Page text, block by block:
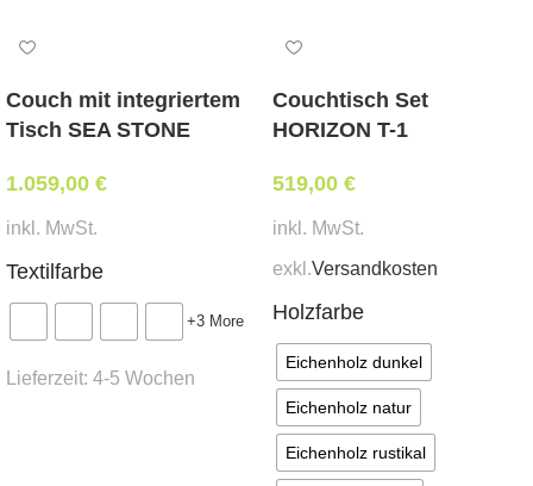
MER-2
tapeziert mit Ihrem beigestellten Eigenbezug*
Gesamthöhe 89 cm
Mindestbestellmenge:
Stoffbedarf:(für Weißpolsterung / beigestellten
Couch mit integriertem
Tisch SEA STONE
1.059,00 €
inkl. MwSt.
Textilfarbe
+3 More
Lieferzeit: 4-5 Wochen
Couchtisch Set
HORIZON T-1
519,00 €
inkl. MwSt.
exkl.Versandkosten
Holzfarbe
Eichenholz dunkel
Eichenholz natur
Eichenholz rustikal